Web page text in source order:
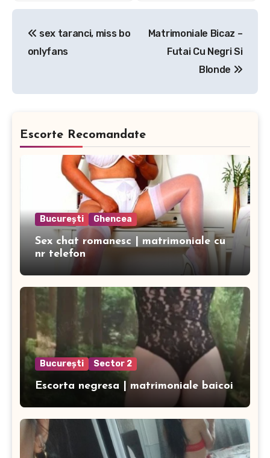
navigation
sex taranci, miss bo
onlyfans
Matrimoniale Bicaz –
Futai Cu Negri Si
Blonde
Escorte Recomandate
București Ghencea
Sex chat romanesc | matrimoniale cu
nr telefon
București Sector 2
Escorta negresa | matrimoniale baicoi